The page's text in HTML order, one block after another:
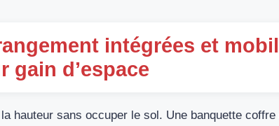
intégrées et
d’espace
hauteur sans occuper le sol. Une banquette